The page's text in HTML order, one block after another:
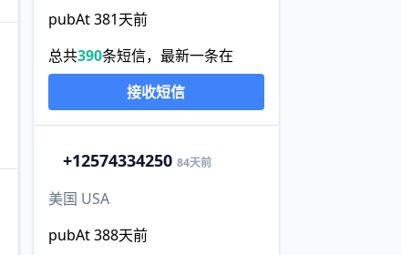
pubAt 381天前
总共390条短信，最新一条在
接收短信
+12574334250 84天前
美国 USA
pubAt 388天前